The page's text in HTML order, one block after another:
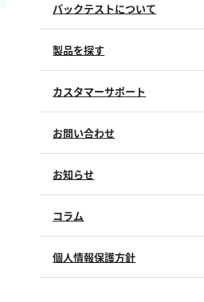
パックテストについて
製品を探す
カスタマーサポート
製品のご購入について
SDSについて
水銀使用製品について
該非判定書について
お問い合わせ
試薬サンプル
製品カタログ
お知らせ
コラム
個人情報保護方針
過マンガン酸カリウム消費量
TOC
硬度
カルシウム
全硬度
マグネシウム
塩素
亜塩素酸ナトリウム